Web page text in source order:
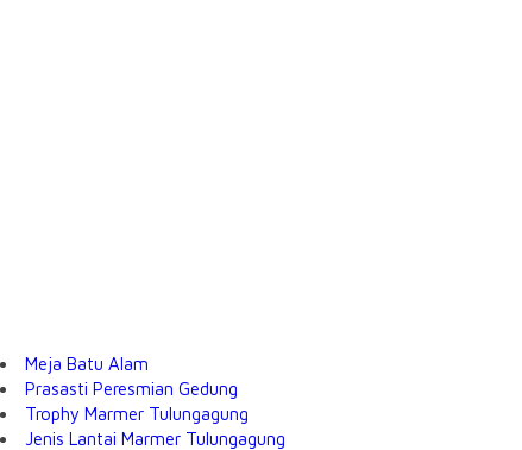
Meja Batu Alam
Prasasti Peresmian Gedung
Trophy Marmer Tulungagung
Jenis Lantai Marmer Tulungagung